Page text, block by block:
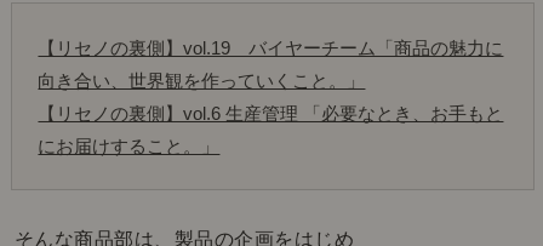
【リセノの裏側】vol.19　バイヤーチーム「商品の魅力に
向き合い、世界観を作っていくこと。」
【リセノの裏側】vol.6 生産管理 「必要なとき、お手もと
にお届けすること。」
そんな商品部は、製品の企画をはじめ